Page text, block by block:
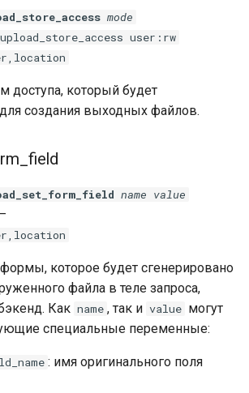
mode
upload_store_access user:rw
доступа, который будет
создания выходных файлов.
name value
которое будет сгенерировано
файла в теле запроса,
Как name , так и value могут
специальные переменные:
: имя оригинального поля